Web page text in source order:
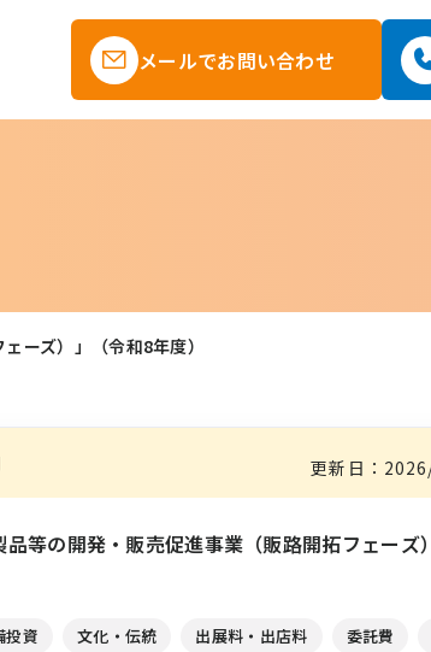
メールでお問い合わせ
ーズ）」（令和8年度）
更新日：
等の開発・販売促進事業（販路開拓フェーズ
投資 文化・伝統 出展料・出店料 委託費